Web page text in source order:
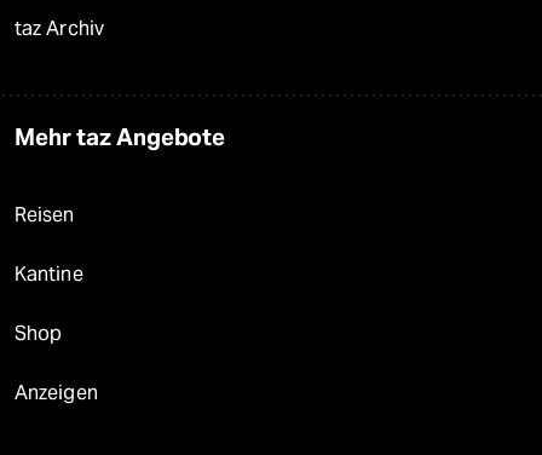
taz Archiv
Mehr taz Angebote
Reisen
Kantine
Shop
Anzeigen